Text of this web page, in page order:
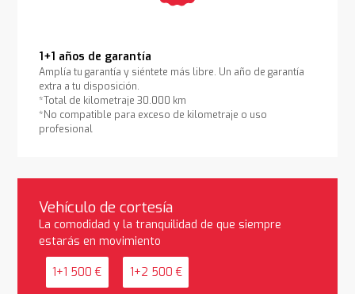
1+1 años de garantía
Amplía tu garantía y siéntete más libre. Un año de garantía
extra a tu disposición.
*Total de kilometraje 30.000 km
*No compatible para exceso de kilometraje o uso
profesional
Vehículo de cortesía
La comodidad y la tranquilidad de que siempre
estarás en movimiento
1+1 500 € 1+2 500 €